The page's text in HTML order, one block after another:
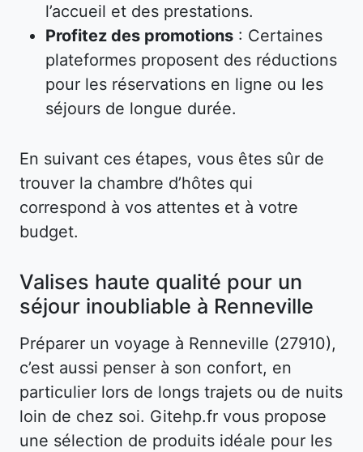
l’accueil et des prestations.
Profitez des promotions : Certaines
plateformes proposent des réductions
pour les réservations en ligne ou les
séjours de longue durée.
En suivant ces étapes, vous êtes sûr de
trouver la chambre d’hôtes qui
correspond à vos attentes et à votre
budget.
Valises haute qualité pour un
séjour inoubliable à Renneville
Préparer un voyage à Renneville (27910),
c’est aussi penser à son confort, en
particulier lors de longs trajets ou de nuits
loin de chez soi. Gitehp.fr vous propose
une sélection de produits idéale pour les